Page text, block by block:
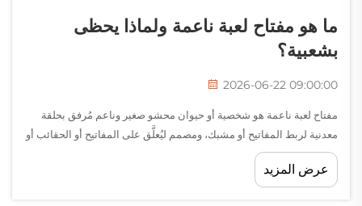
ما هو مفتاح لعبة ناعمة ولماذا يحظى
بشعبية؟
2026-06-22 09:00:00
مفتاح لعبة ناعمة هو شخصية أو حيوان محشو صغير وناعم مُرفق بحلقة
معدنية لربط المفاتيح أو مشبك، ومصمم ليُعلَّق على المفاتيح أو الحقائب أو
الظهرات أو سحابات الأكياس. وعلى عكس المفاتيح التقليدية المصنوعة
من المعدن أو البلاستيك الصلب، فإن المفتاح الناعم...
عرض المزيد